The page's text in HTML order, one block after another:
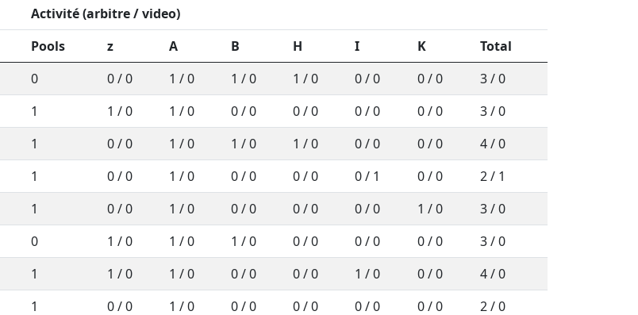
Activité (arbitre / video)
Pools z A B H I K
Total
0 0 / 0 1 / 0 1 / 0 1 / 0 0 / 0 0 / 0
3 / 0
1 1 / 0 1 / 0 0 / 0 0 / 0 0 / 0 0 / 0
3 / 0
1 0 / 0 1 / 0 1 / 0 1 / 0 0 / 0 0 / 0
4 / 0
1 0 / 0 1 / 0 0 / 0 0 / 0 0 / 1 0 / 0
2 / 1
1 0 / 0 1 / 0 0 / 0 0 / 0 0 / 0 1 / 0
3 / 0
0 1 / 0 1 / 0 1 / 0 0 / 0 0 / 0 0 / 0
3 / 0
1 1 / 0 1 / 0 0 / 0 0 / 0 1 / 0 0 / 0
4 / 0
1 0 / 0 1 / 0 0 / 0 0 / 0 0 / 0 0 / 0
2 / 0